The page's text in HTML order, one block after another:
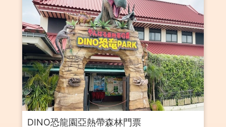
DINO恐龍園亞熱帶森林門票